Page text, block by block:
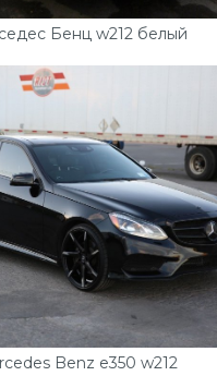
Бенц w212 белый
Benz e350 w212